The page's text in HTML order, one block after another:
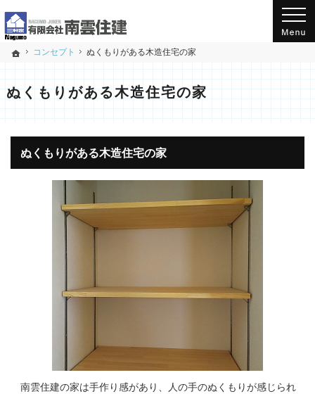
ホーム
コンセプト ぬくもりがある木造住宅の家
ぬくもりがある木造住宅の家
新潟県小千谷市千谷(工業団地入口バス停から南)にある工務店の南雲住建のホームページ
三軒家 有限会社南雲住建のホームページへようこそ！
ぬくもりがある木造住宅の家
南雲住建の家は手作り感があり、人の手のぬくもりが感じられ